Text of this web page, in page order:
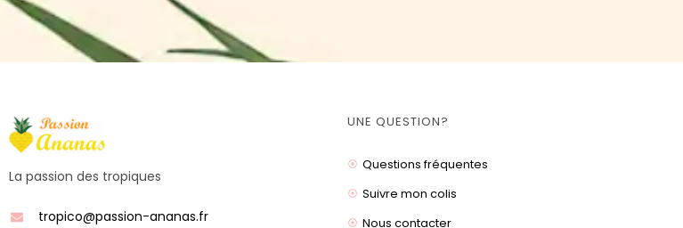
La passion des tropiques
tropico@passion-ananas.fr
UNE QUESTION?
Questions fréquentes
Suivre mon colis
Nous contacter